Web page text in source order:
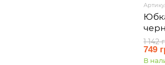
1 142
749
В